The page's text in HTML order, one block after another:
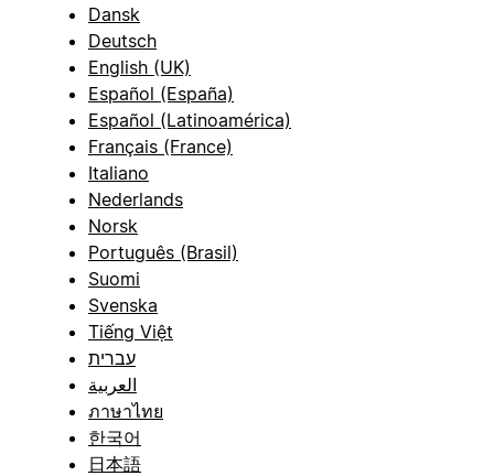
Dansk
Deutsch
English (UK)
Español (España)
Español (Latinoamérica)
Français (France)
Italiano
Nederlands
Norsk
Português (Brasil)
Suomi
Svenska
Tiếng Việt
עברית
العربية
ภาษาไทย
한국어
日本語